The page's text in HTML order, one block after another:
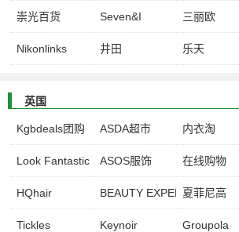
崇光百货 Seven&I 三丽欧
Nikonlinks 井田 乐天
英国
Kgbdeals团购 ASDA超市 内衣淘
Look Fantastic ASOS服饰 在线购物
HQhair BEAUTY EXPERT夏菲尼高
Tickles Keynoir Groupola